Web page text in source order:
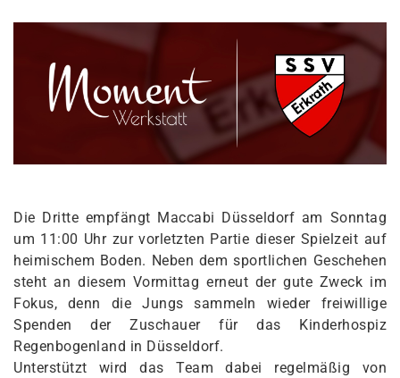
Die Dritte empfängt Maccabi Düsseldorf am Sonntag
um 11:00 Uhr zur vorletzten Partie dieser Spielzeit auf
heimischem Boden. Neben dem sportlichen Geschehen
steht an diesem Vormittag erneut der gute Zweck im
Fokus, denn die Jungs sammeln wieder freiwillige
Spenden der Zuschauer für das Kinderhospiz
Regenbogenland in Düsseldorf.
Unterstützt wird das Team dabei regelmäßig von